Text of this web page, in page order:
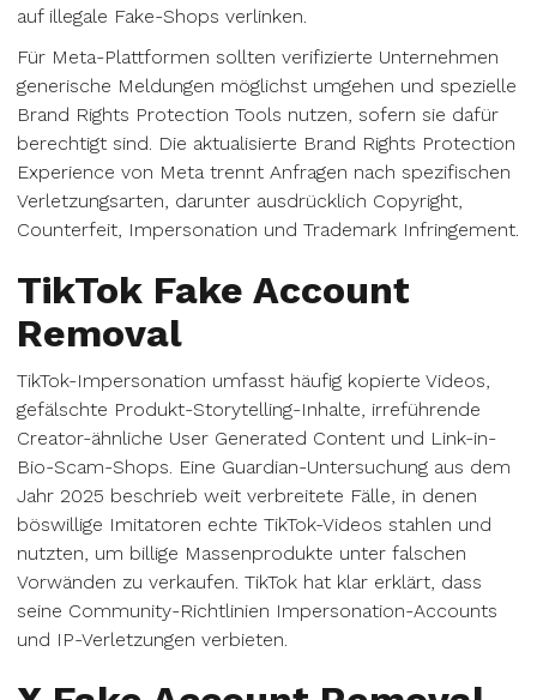
auf illegale Fake-Shops verlinken.
Für Meta-Plattformen sollten verifizierte Unternehmen
generische Meldungen möglichst umgehen und spezielle
Brand Rights Protection Tools nutzen, sofern sie dafür
berechtigt sind. Die aktualisierte Brand Rights Protection
Experience von Meta trennt Anfragen nach spezifischen
Verletzungsarten, darunter ausdrücklich Copyright,
Counterfeit, Impersonation und Trademark Infringement.
TikTok Fake Account
Removal
TikTok-Impersonation umfasst häufig kopierte Videos,
gefälschte Produkt-Storytelling-Inhalte, irreführende
Creator-ähnliche User Generated Content und Link-in-
Bio-Scam-Shops. Eine Guardian-Untersuchung aus dem
Jahr 2025 beschrieb weit verbreitete Fälle, in denen
böswillige Imitatoren echte TikTok-Videos stahlen und
nutzten, um billige Massenprodukte unter falschen
Vorwänden zu verkaufen. TikTok hat klar erklärt, dass
seine Community-Richtlinien Impersonation-Accounts
und IP-Verletzungen verbieten.